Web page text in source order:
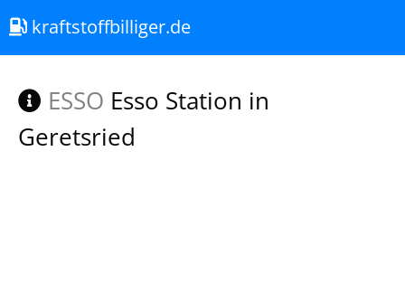
kraftstoffbilliger.de
ESSO Esso Station in
Geretsried